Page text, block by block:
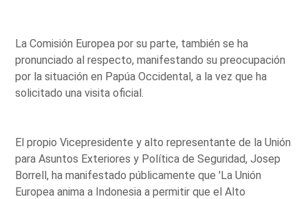
La Comisión Europea por su parte, también se ha
pronunciado al respecto, manifestando su preocupación
por la situación en Papúa Occidental, a la vez que ha
solicitado una visita oficial.
El propio Vicepresidente y alto representante de la Unión
para Asuntos Exteriores y Política de Seguridad, Josep
Borrell, ha manifestado públicamente que 'La Unión
Europea anima a Indonesia a permitir que el Alto